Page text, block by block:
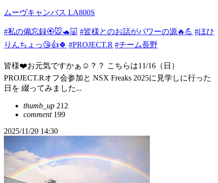
ムーヴキャンバス LA800S
#私の備忘録🏵️🐭🐢🐷 #皆様とのお話がパワーの源🔥💪 #ほひ
りんちょっ😘👍🍀 #PROJECT.R #チーム長野
皆様❤️お元気ですかぁ☺️？？ こちらは11/16（日）
PROJECT.Rオフ会参加と NSX Freaks 2025に見学しに行った
日を 綴ってみました...
thumb_up 212
comment199
2025/11/20 14:30